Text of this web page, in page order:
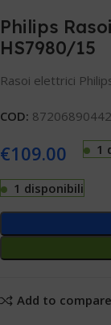
Philips
HS7980/15
Rasoi elettrici
COD:
€109.00 1
1 disponibili
Add to compare